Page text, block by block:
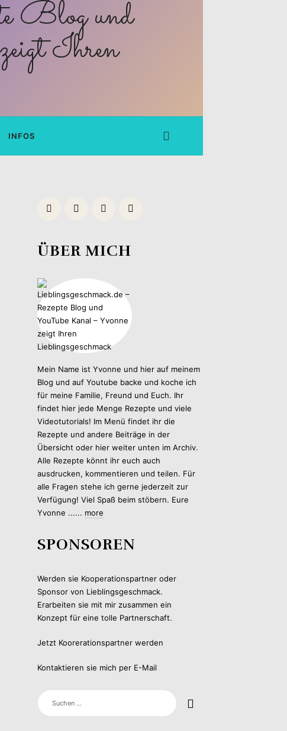
INFOS
ÜBER MICH
Mein Name ist Yvonne und hier auf meinem
Blog und auf Youtube backe und koche ich
für meine Familie, Freund und Euch. Ihr
findet hier jede Menge Rezepte und viele
Videotutorials! Im Menü findet ihr die
Rezepte und andere Beiträge in der
Übersicht oder hier weiter unten im Archiv.
Alle Rezepte könnt ihr euch auch
ausdrucken, kommentieren und teilen. Für
alle Fragen stehe ich gerne jederzeit zur
Verfügung! Viel Spaß beim stöbern. Eure
Yvonne ...... more
SPONSOREN
Werden sie Kooperationspartner oder
Sponsor von Lieblingsgeschmack.
Erarbeiten sie mit mir zusammen ein
Konzept für eine tolle Partnerschaft.
Jetzt Koorerationspartner werden
Kontaktieren sie mich per E-Mail
SUCHEN
NACH: